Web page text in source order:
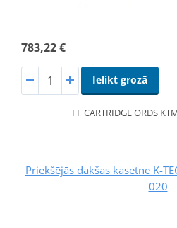
783,22 €
Ielikt grozā
FF CARTRIDGE ORDS
Priekšējās dakšas kasetne K-
020